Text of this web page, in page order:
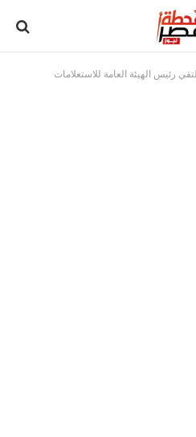
رئيس الهيئة العامة للاستعلامات